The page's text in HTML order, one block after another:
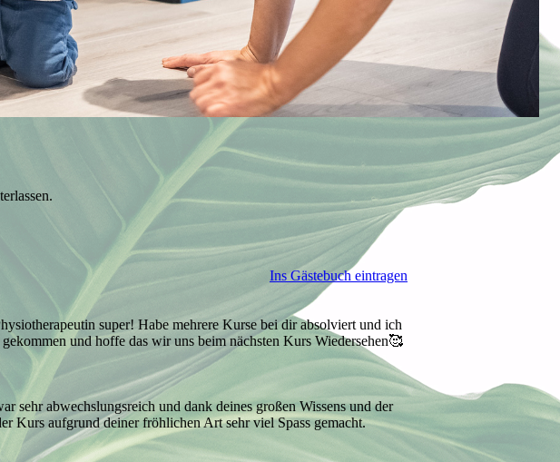
Ins Gästebuch eintragen
super! Habe mehrere Kurse bei dir absolviert und ich
und hoffe das wir uns beim nächsten Kurs Wiedersehen🥰
sehr abwechslungsreich und dank deines großen Wissens und der
Kurs aufgrund deiner fröhlichen Art sehr viel Spass gemacht.